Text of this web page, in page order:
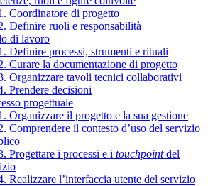
Coordinatore di progetto
Definire ruoli e responsabilità
di lavoro
Definire processi, strumenti e rituali
Curare la documentazione di progetto
Organizzare tavoli tecnici collaborativi
Prendere decisioni
progettuale
Organizzare il progetto e la sua gestione
Comprendere il contesto d’uso del servizio
Progettare i processi e i touchpointdel
Realizzare l’interfaccia utente del servizio